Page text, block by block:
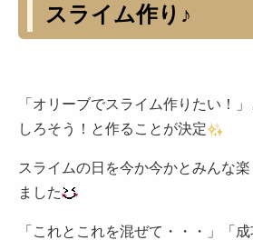
スライム作り♪
「オリーブでスライム作りたい！
しろそう！と作ることが決定
スライムの日を今か今かとみんな
ました
「これとこれを混ぜて・・・」「